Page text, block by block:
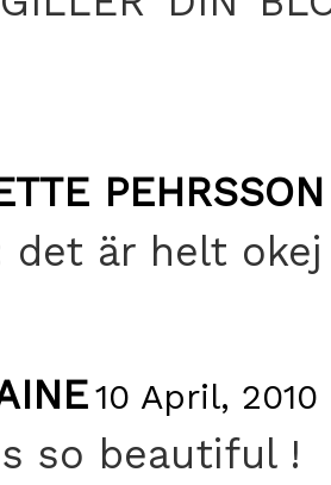
PEHRSSON
det är helt
10 April, 2010
so beautiful !